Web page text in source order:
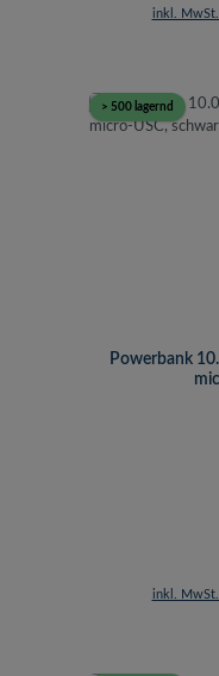
inkl. MwSt.
> 500 lagernd
Powerbank
inkl. MwSt.